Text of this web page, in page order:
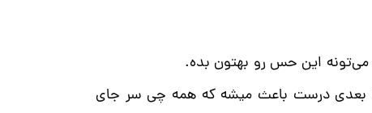
این حس رو بهتون بده.
بعدی درست باعث میشه که همه چی سر جای